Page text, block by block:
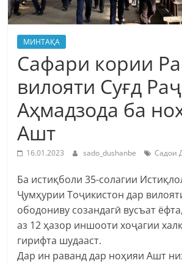
МИНТАҚА
Сафари кории
вилояти Суғд
Аҳмадзода ба
Ашт
16.01.2023 sado_dushanbe Садои
Ба истиқболи 35-солагии
Ҷумҳурии Тоҷикистон дар
ободониву созандагӣ вусъат
аз 12 ҳазор иншооти хоҷагии
гирифта шудааст.
Дар ин раванд дар ноҳияи Ашт